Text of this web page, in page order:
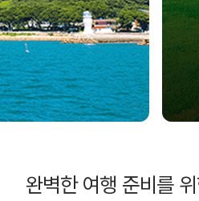
완벽한 여행 준비를